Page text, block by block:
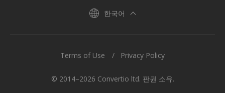
한국어
© 2014–2026 Convertio ltd. 판권 소유.
Terms of Use Privacy Policy